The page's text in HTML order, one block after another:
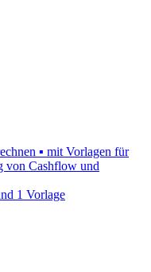
▪ mit Vorlagen für
von Cashflow und
1 Vorlage